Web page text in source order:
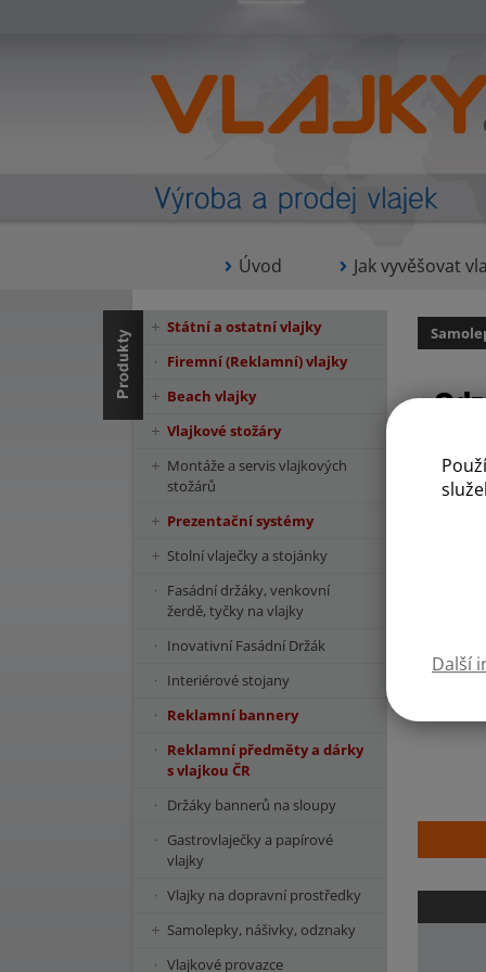
Další
Úvod Jak vyvěšovat
Státní a ostatní vlajky
Firemní (Reklamní) vlajky
Beach vlajky
Vlajkové stožáry
Montáže a servis vlajkových
stožárů
Prezentační systémy
Stolní vlaječky a stojánky
Fasádní držáky, venkovní
žerdě, tyčky na vlajky
Inovativní Fasádní Držák
Interiérové stojany
Reklamní bannery
Reklamní předměty a dárky
s vlajkou ČR
Držáky bannerů na sloupy
Gastrovlaječky a papírové
vlajky
Vlajky na dopravní prostředky
Samolepky, nášivky, odznaky
Vlajkové provazce